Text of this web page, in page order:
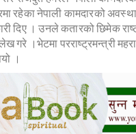
रहेका नेपाली कामदारको
दिए । उनले कतारको छिमेक
गरे ।भेटमा परराष्ट्रमन्त्री
।